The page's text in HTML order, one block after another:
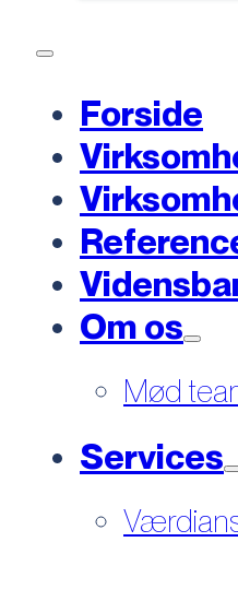
Forside
Om os
Mød
Services